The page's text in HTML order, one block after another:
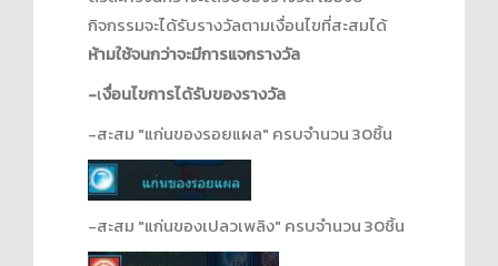
กิจกรรมจะได้รับรางวัลตามเงื่อนไขที่สะสมได้
ห้ามใช้จนกว่าจะมีการแจกรางวัล
-เงื่อนไขการได้รับของรางวัล
-สะสม "แก่นของรอยแผล" ครบจำนวน 30ชิ้น
-สะสม "แก่นของเปลวเพลิง" ครบจำนวน 30ชิ้น